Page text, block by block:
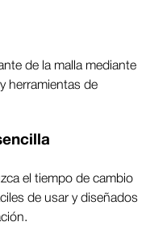
de la malla mediante
herramientas de
el tiempo de cambio
de usar y diseñados